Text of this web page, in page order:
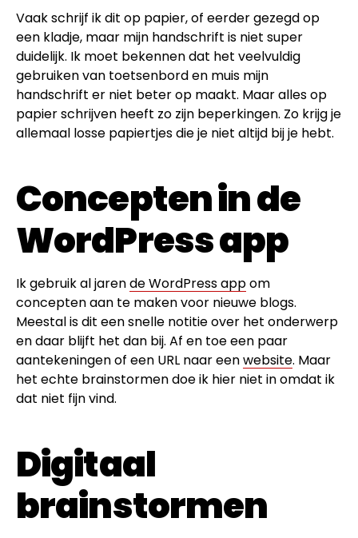
Vaak schrijf ik dit op papier, of eerder gezegd op
een kladje, maar mijn handschrift is niet super
duidelijk. Ik moet bekennen dat het veelvuldig
gebruiken van toetsenbord en muis mijn
handschrift er niet beter op maakt. Maar alles op
papier schrijven heeft zo zijn beperkingen. Zo krijg je
allemaal losse papiertjes die je niet altijd bij je hebt.
Concepten in de
WordPress app
Ik gebruik al jarende WordPress appom
concepten aan te maken voor nieuwe blogs.
Meestal is dit een snelle notitie over het onderwerp
en daar blijft het dan bij. Af en toe een paar
aantekeningen of een URL naar eenwebsite. Maar
het echte brainstormen doe ik hier niet in omdat ik
dat niet fijn vind.
Digitaal
brainstormen